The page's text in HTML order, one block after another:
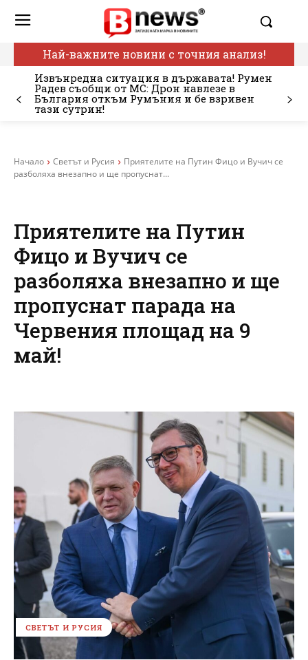
Най-важните новини с точния анализ!
Извънредна ситуация в държавата! Румен
Радев съобщи от МС: Дрон навлезе в
България откъм Румъния и бе взривен
тази сутрин!
Начало Светът и Русия
Приятелите на Путин Фицо и Вучич се
разболяха внезапно и ще пропуснат...
Приятелите на Путин
Фицо и Вучич се
разболяха внезапно и ще
пропуснат парада на
Червения площад на 9
май!
СВЕТЪТ И РУСИЯ